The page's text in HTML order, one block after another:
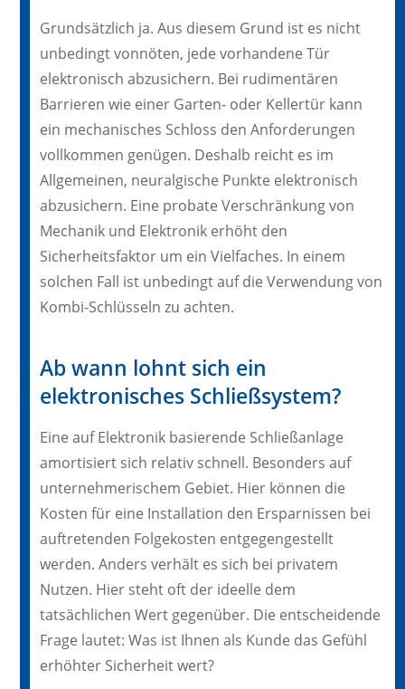
Grundsätzlich ja. Aus diesem Grund ist es nicht
unbedingt vonnöten, jede vorhandene Tür
elektronisch abzusichern. Bei rudimentären
Barrieren wie einer Garten- oder Kellertür kann
ein mechanisches Schloss den Anforderungen
vollkommen genügen. Deshalb reicht es im
Allgemeinen, neuralgische Punkte elektronisch
abzusichern. Eine probate Verschränkung von
Mechanik und Elektronik erhöht den
Sicherheitsfaktor um ein Vielfaches. In einem
solchen Fall ist unbedingt auf die Verwendung von
Kombi-Schlüsseln zu achten.
Ab wann lohnt sich ein
elektronisches Schließsystem?
Eine auf Elektronik basierende Schließanlage
amortisiert sich relativ schnell. Besonders auf
unternehmerischem Gebiet. Hier können die
Kosten für eine Installation den Ersparnissen bei
auftretenden Folgekosten entgegengestellt
werden. Anders verhält es sich bei privatem
Nutzen. Hier steht oft der ideelle dem
tatsächlichen Wert gegenüber. Die entscheidende
Frage lautet: Was ist Ihnen als Kunde das Gefühl
erhöhter Sicherheit wert?